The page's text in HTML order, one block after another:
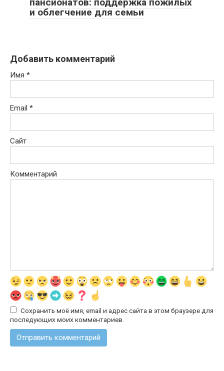
и облегчение для семьи
Добавить комментарий
Имя *
Email *
Сайт
Комментарий
Сохранить моё имя, email и адрес сайта в этом браузере для
последующих моих комментариев.